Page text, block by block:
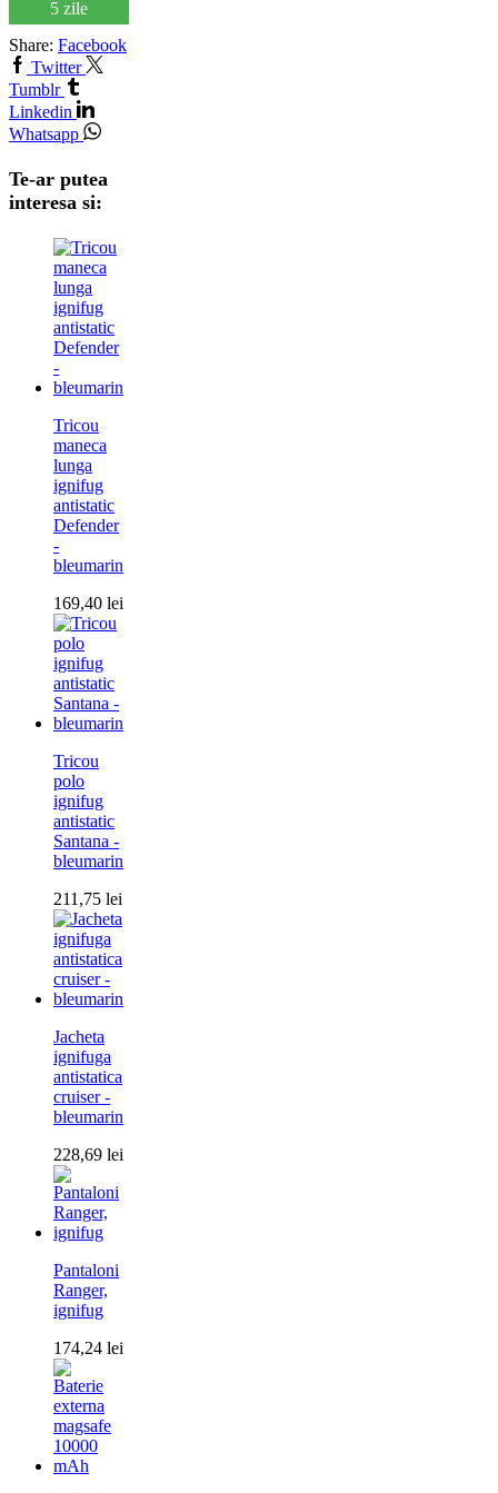
5 zile
Share: Facebook
Twitter
Tumblr
Linkedin
Whatsapp
Te-ar putea
interesa si:
Tricou
maneca
lunga
ignifug
antistatic
Defender
-
bleumarin
169,40 lei
Tricou
polo
ignifug
antistatic
Santana -
bleumarin
211,75 lei
Jacheta
ignifuga
antistatica
cruiser -
bleumarin
228,69 lei
Pantaloni
Ranger,
ignifug
174,24 lei